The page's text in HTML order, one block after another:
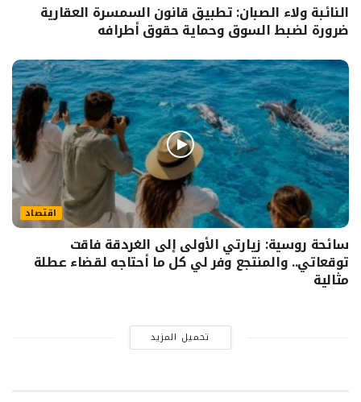
النائبة ولاء الصبان: تطبيق قانون السمسرة العقارية
ضرورة لضبط السوق وحماية حقوق أطرافه
اقتصاد
سائحة روسية: زيارتي الأولى إلى الغردقة فاقت
توقعاتي.. والمنتجع وفر لي كل ما أحتاجه لقضاء عطلة
مثالية
تحميل المزيد